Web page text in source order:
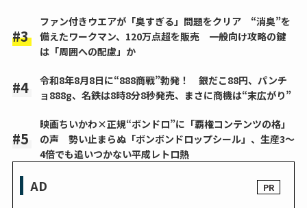
ファン付きウエアが「臭すぎる」問題をクリア “消臭”を
備えたワークマン、120万点超を販売 一般向け攻略の鍵
は「周囲への配慮」か
令和8年8月8日に“888商戦”勃発！ 銀だこ88円、パンチ
ョ888g、名鉄は8時8分8秒発売、まさに商機は“末広がり”
映画ちいかわ×正規“ボンドロ”に「覇権コンテンツの格」
の声 勢い止まらぬ「ボンボンドロップシール」、生産3～
4倍でも追いつかない平成レトロ熱
AD